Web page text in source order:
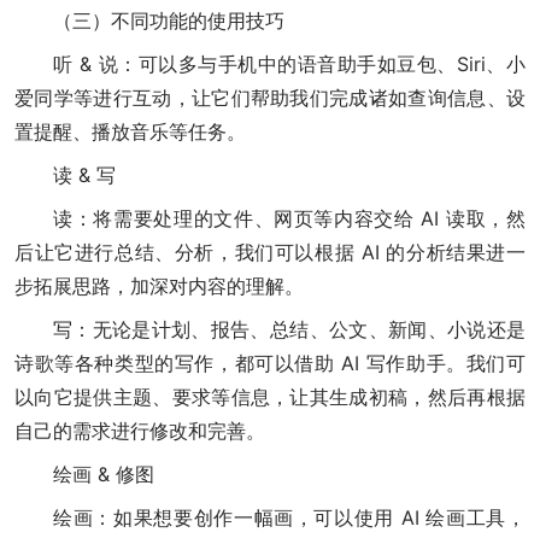
（三）不同功能的使用技巧
听 & 说：可以多与手机中的语音助手如豆包、Siri、小
爱同学等进行互动，让它们帮助我们完成诸如查询信息、设
置提醒、播放音乐等任务。
读 & 写
读：将需要处理的文件、网页等内容交给 AI 读取，然
后让它进行总结、分析，我们可以根据 AI 的分析结果进一
步拓展思路，加深对内容的理解。
写：无论是计划、报告、总结、公文、新闻、小说还是
诗歌等各种类型的写作，都可以借助 AI 写作助手。我们可
以向它提供主题、要求等信息，让其生成初稿，然后再根据
自己的需求进行修改和完善。
绘画 & 修图
绘画：如果想要创作一幅画，可以使用 AI 绘画工具，